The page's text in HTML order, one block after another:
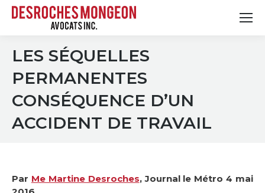
LES SÉQUELLES
PERMANENTES
CONSÉQUENCE D’UN
ACCIDENT DE TRAVAIL
Par Me Martine Desroches, Journal le Métro 4 mai